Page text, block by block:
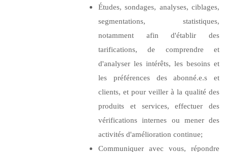
Études, sondages, analyses, ciblages,
segmentations, statistiques,
notamment afin d'établir des
tarifications, de comprendre et
d'analyser les intérêts, les besoins et
les préférences des abonné.e.s et
clients, et pour veiller à la qualité des
produits et services, effectuer des
vérifications internes ou mener des
activités d'amélioration continue;
Communiquer avec vous, répondre